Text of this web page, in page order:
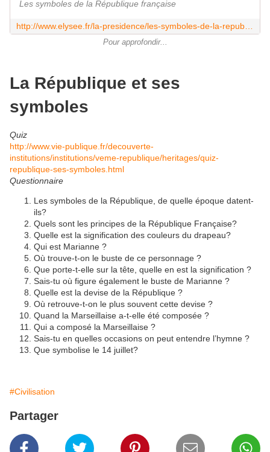
Les symboles de la République française
Pour approfondir...
La République et ses
symboles
Quiz
http://www.vie-publique.fr/decouverte-
institutions/institutions/veme-republique/heritages/quiz-
republique-ses-symboles.html
Questionnaire
Les symboles de la République, de quelle époque datent-
ils?
Quels sont les principes de la République Française?
Quelle est la signification des couleurs du drapeau?
Qui est Marianne ?
Où trouve-t-on le buste de ce personnage ?
Que porte-t-elle sur la tête, quelle en est la signification ?
Sais-tu où figure également le buste de Marianne ?
Quelle est la devise de la République ?
Où retrouve-t-on le plus souvent cette devise ?
Quand la Marseillaise a-t-elle été composée ?
Qui a composé la Marseillaise ?
Sais-tu en quelles occasions on peut entendre l’hymne ?
Que symbolise le 14 juillet?
#Civilisation
Partager